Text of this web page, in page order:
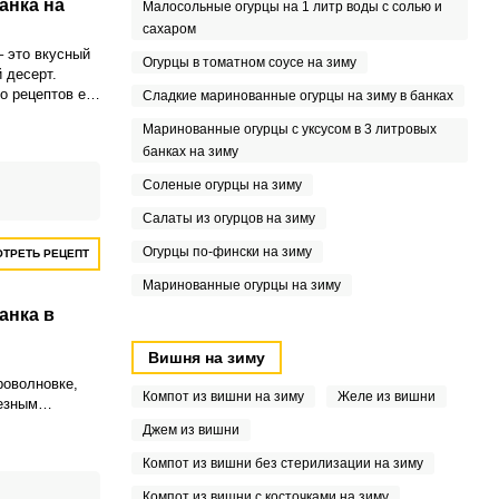
на
это вкусный
рецептов ее
РЕЦЕПТ
в
Малосольные огурцы на 1 литр воды с солью и
сахаром
Огурцы в томатном соусе на зиму
Сладкие маринованные огурцы на зиму в банках
Маринованные огурцы с уксусом в 3 литровых
банках на зиму
Соленые огурцы на зиму
Салаты из огурцов на зиму
Огурцы по-фински на зиму
Маринованные огурцы на зиму
Вишня на зиму
Компот из вишни на зиму Желе из вишни
Джем из вишни
Компот из вишни без стерилизации на зиму